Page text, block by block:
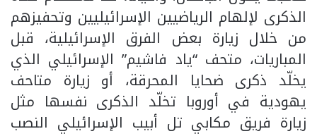
الذكرى لإلهام الرياضيين الإسرائيليين وتحفيزهم
من خلال زيارة بعض الفرق الإسرائيلية، قبل
المباريات، متحف “ياد فاشيم” الإسرائيلي الذي
يخلّد ذكرى ضحايا المحرقة، أو زيارة متاحف
يهودية في أوروبا تخلّد الذكرى نفسها مثل
زيارة فريق مكابي تل أبيب الإسرائيلي النصب